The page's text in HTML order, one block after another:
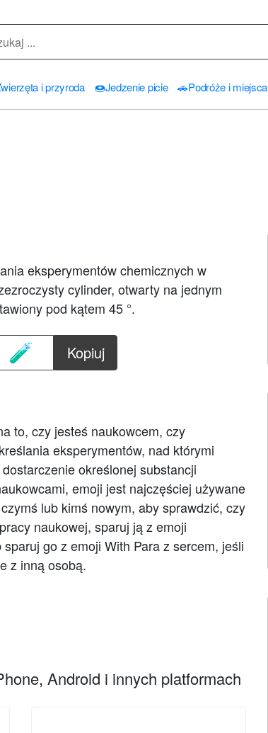
i przyroda 🍩Jedzenie picie 🚗Podróże i miejsca
eksperymentów chemicznych w
cylinder, otwarty na jednym
pod kątem 45 °.
Kopiuj
to, czy jesteś naukowcem, czy
eksperymentów, nad którymi
określonej substancji
emoji jest najczęściej używane
lub kimś nowym, aby sprawdzić, czy
naukowej, sparuj ją z emoji
go z emoji With Para z sercem, jeśli
z inną osobą.
Android i innych platformach